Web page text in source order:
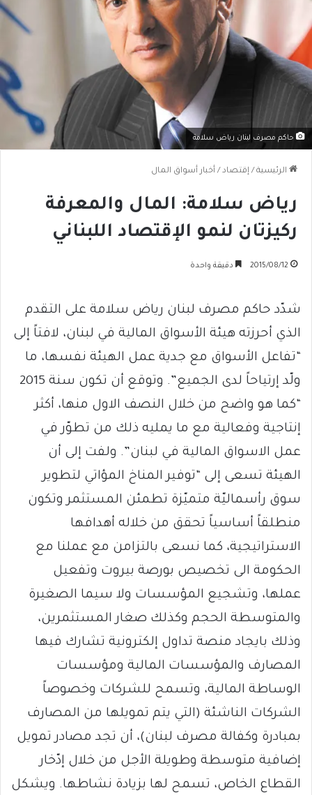
حاكم مصرف لبنان رياض سلامة
الرئيسية / إقتصاد / أخبار أسواق المال
رياض سلامة: المال والمعرفة
ركيزتان لنمو الإقتصاد اللبناني
2015/08/12 دقيقة واحدة
شدّد حاكم مصرف لبنان رياض سلامة على التقدم
الذي أحرزته هيئة الأسواق المالية في لبنان، لافتاً إلى
“تفاعل الأسواق مع جدية عمل الهيئة نفسها، ما
ولّد إرتياحاً لدى الجميع”. وتوقع أن تكون سنة 2015
“كما هو واضح من خلال النصف الاول منها، أكثر
إنتاجية وفعالية مع ما يمليه ذلك من تطوّر في
عمل الاسواق المالية في لبنان”. ولفت إلى أن
الهيئة تسعى إلى “توفير المناخ المؤاتي لتطوير
سوق رأسماليّة متميّزة تطمئن المستثمر وتكون
منطلقاً أساسياً تحقق من خلاله أهدافها
الاستراتيجية، كما نسعى بالتزامن مع عملنا مع
الحكومة الى تخصيص بورصة بيروت وتفعيل
عملها، وتشجيع المؤسسات ولا سيما الصغيرة
والمتوسطة الحجم وكذلك صغار المستثمرين،
وذلك بايجاد منصة تداول إلكترونية تشارك فيها
المصارف والمؤسسات المالية ومؤسسات
الوساطة المالية، وتسمح للشركات وخصوصاً
الشركات الناشئة (التي يتم تمويلها من المصارف
بمبادرة وكفالة مصرف لبنان)، أن تجد مصادر تمويل
إضافية متوسطة وطويلة الأجل من خلال إدّخار
القطاع الخاص، تسمح لها بزيادة نشاطها. ويشكل